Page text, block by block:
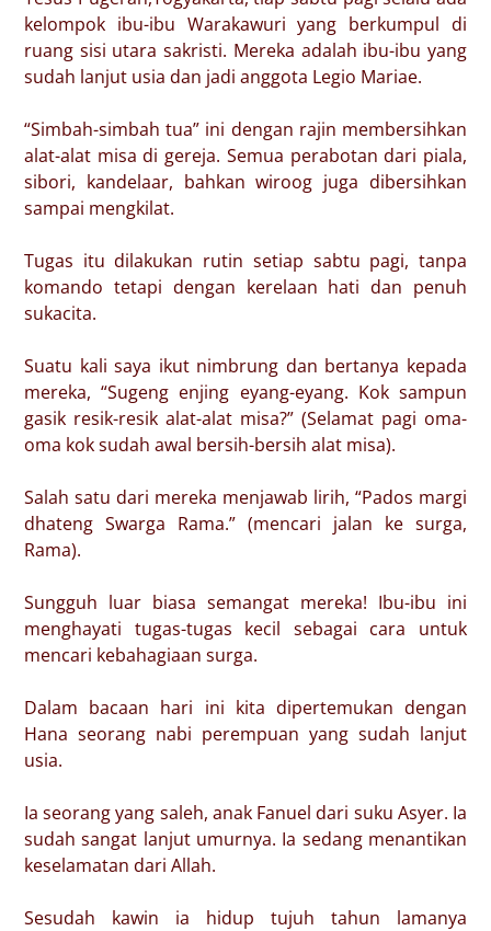
kelompok ibu-ibu Warakawuri yang berkumpul di
ruang sisi utara sakristi. Mereka adalah ibu-ibu yang
sudah lanjut usia dan jadi anggota Legio Mariae.
“Simbah-simbah tua” ini dengan rajin membersihkan
alat-alat misa di gereja. Semua perabotan dari piala,
sibori, kandelaar, bahkan wiroog juga dibersihkan
sampai mengkilat.
Tugas itu dilakukan rutin setiap sabtu pagi, tanpa
komando tetapi dengan kerelaan hati dan penuh
sukacita.
Suatu kali saya ikut nimbrung dan bertanya kepada
mereka, “Sugeng enjing eyang-eyang. Kok sampun
gasik resik-resik alat-alat misa?” (Selamat pagi oma-
oma kok sudah awal bersih-bersih alat misa).
Salah satu dari mereka menjawab lirih, “Pados margi
dhateng Swarga Rama.” (mencari jalan ke surga,
Rama).
Sungguh luar biasa semangat mereka! Ibu-ibu ini
menghayati tugas-tugas kecil sebagai cara untuk
mencari kebahagiaan surga.
Dalam bacaan hari ini kita dipertemukan dengan
Hana seorang nabi perempuan yang sudah lanjut
usia.
Ia seorang yang saleh, anak Fanuel dari suku Asyer. Ia
sudah sangat lanjut umurnya. Ia sedang menantikan
keselamatan dari Allah.
Sesudah kawin ia hidup tujuh tahun lamanya